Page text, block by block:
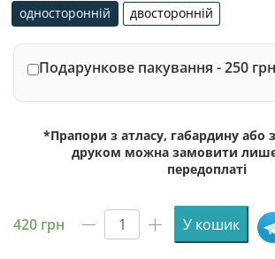
односторонній
односторонній
двосторонній
двосторонній
Подарункове пакування - 250 грн
*Прапори з атласу, габардину або
друком можна замовити
передоплаті
420 грн
Прапор
У кошик